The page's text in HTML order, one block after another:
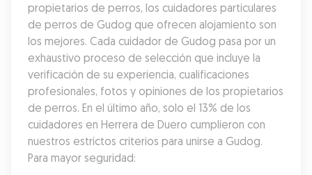
propietarios de perros, los cuidadores particulares
de perros de Gudog que ofrecen alojamiento son
los mejores. Cada cuidador de Gudog pasa por un
exhaustivo proceso de selección que incluye la
verificación de su experiencia, cualificaciones
profesionales, fotos y opiniones de los propietarios
de perros. En el último año, solo el 13% de los
cuidadores en Herrera de Duero cumplieron con
nuestros estrictos criterios para unirse a Gudog.
Para mayor seguridad: